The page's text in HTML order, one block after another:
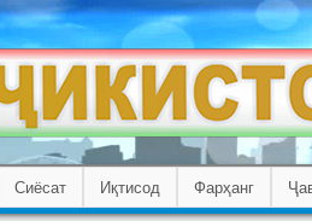
Сиёсат Иқтисод Фарҳанг